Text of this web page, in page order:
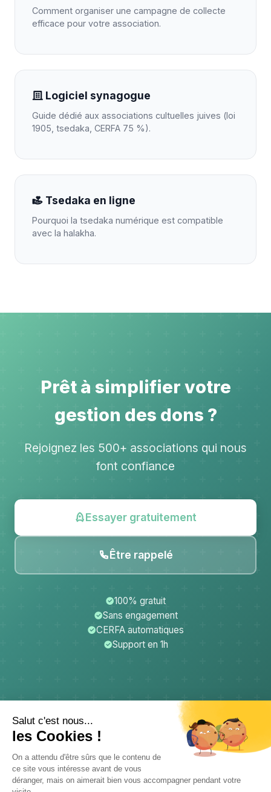
Comment organiser une campagne de collecte
efficace pour votre association.
Logiciel synagogue
Guide dédié aux associations cultuelles juives (loi
1905, tsedaka, CERFA 75 %).
Tsedaka en ligne
Pourquoi la tsedaka numérique est compatible
avec la halakha.
Prêt à simplifier votre
gestion des dons ?
Rejoignez les 500+ associations qui nous
font confiance
Essayer gratuitement
Être rappelé
100% gratuit
Sans engagement
CERFA automatiques
Support en 1h
CerfApp
DonateursMentions légalesConfidentialité
Support